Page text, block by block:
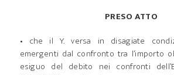
PRESO ATTO
• che il Y. versa in disagiate
emergenti dal confronto tra l’importo
esiguo del debito nei confronti